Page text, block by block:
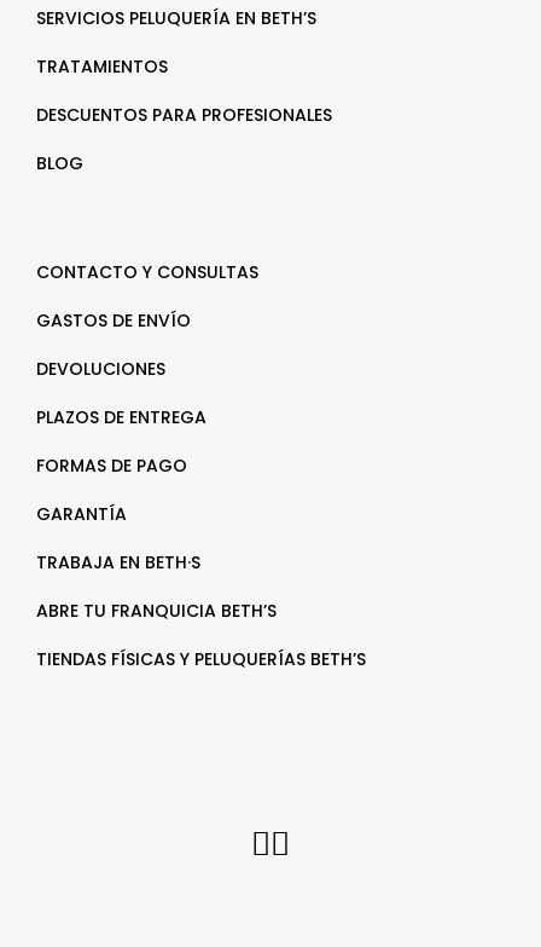
SERVICIOS PELUQUERÍA EN BETH’S
TRATAMIENTOS
DESCUENTOS PARA PROFESIONALES
BLOG
CONTACTO Y CONSULTAS
GASTOS DE ENVÍO
DEVOLUCIONES
PLAZOS DE ENTREGA
FORMAS DE PAGO
GARANTÍA
TRABAJA EN BETH·S
ABRE TU FRANQUICIA BETH’S
TIENDAS FÍSICAS Y PELUQUERÍAS BETH’S